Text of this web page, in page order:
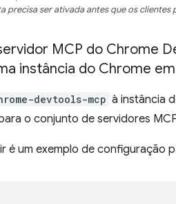
precisa ser ativada antes que os
MCP do Chrome
instância do Chrome
devtools-mcp à instância
o conjunto de servidores
é um exemplo de configuração